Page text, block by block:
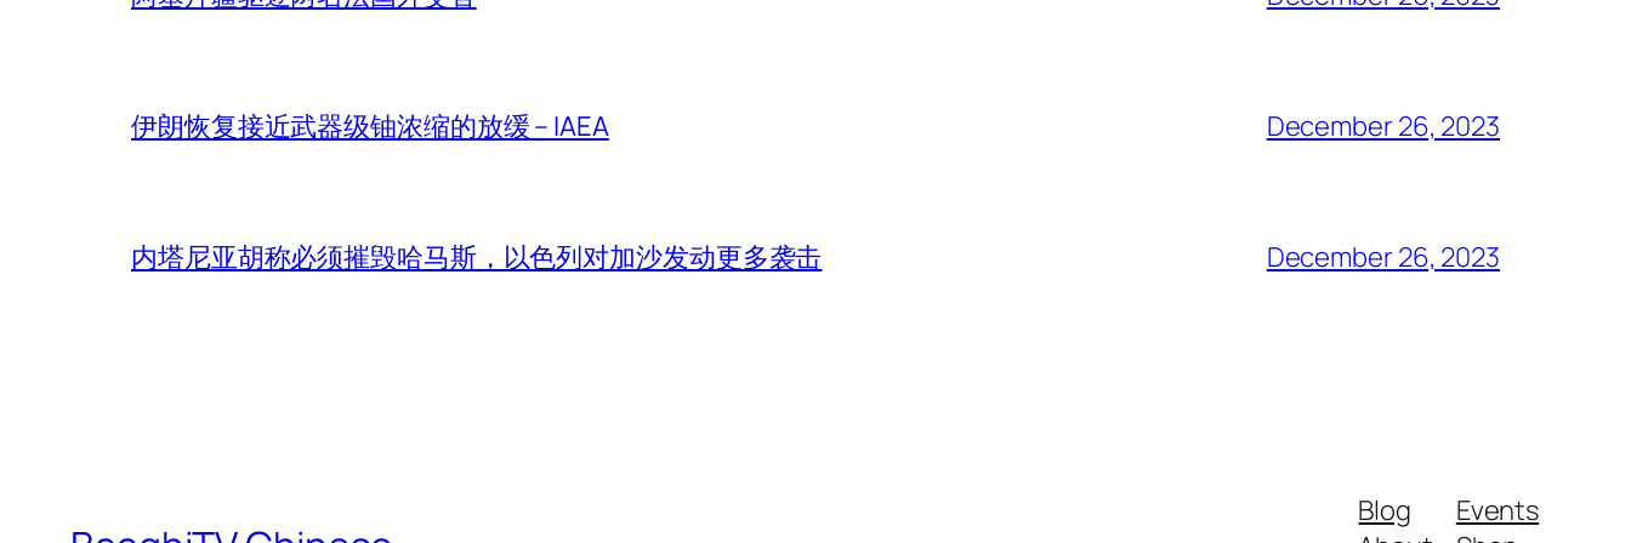
伊朗恢复接近武器级铀浓缩的放缓 – IAEA December 26, 2023
内塔尼亚胡称必须摧毁哈马斯，以色列对加沙发动更多袭击 December 26, 2023
Blog
Events